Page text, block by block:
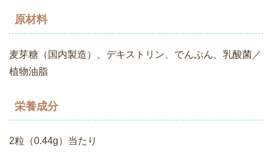
原材料
麦芽糖（国内製造）、デキストリン、でんぷん、乳酸菌／
植物油脂
栄養成分
2粒（0.44g）当たり